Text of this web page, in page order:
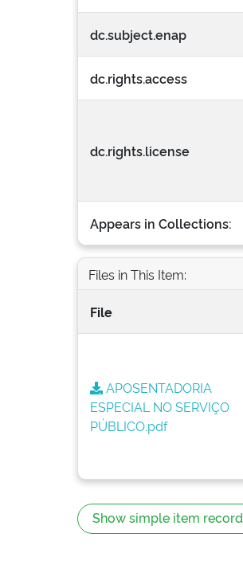
dc.subject.enap
dc.rights.access
dc.rights.license
Appears in Collections:
Files in This Item:
File
APOSENTADORIA
ESPECIAL NO SERVIÇO
PÚBLICO.pdf
Show simple item record